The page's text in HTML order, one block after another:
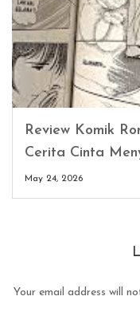
Review Komik
Cerita Cinta
May 24, 2026
Your email address will